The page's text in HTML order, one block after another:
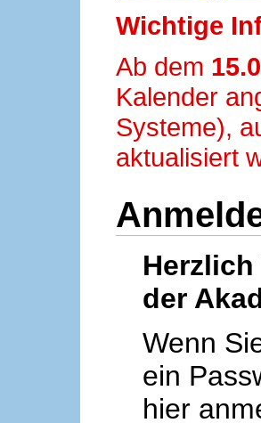
Wichtige
Ab dem
Kalender
Systeme),
aktualisiert
der
Wenn
ein
hier